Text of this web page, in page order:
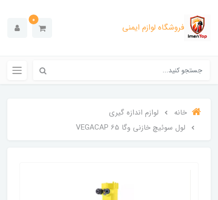
فروشگاه لوازم ایمنی
0
خانه
لوازم اندازه گیری
لول‌ سوئیچ خازنی وگا VEGACAP 65